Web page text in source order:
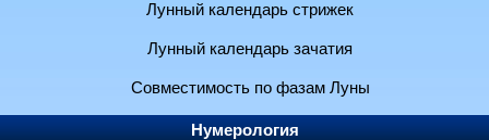
Лунный календарь стрижек
Лунный календарь зачатия
Совместимость по фазам Луны
Нумерология